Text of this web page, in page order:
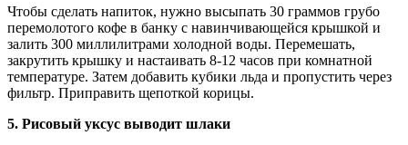
Чтобы сделать напиток, нужно высыпать 30 граммов грубо
перемолотого кофе в банку с навинчивающейся крышкой и
залить 300 миллилитрами холодной воды. Перемешать,
закрутить крышку и настаивать 8-12 часов при комнатной
температуре. Затем добавить кубики льда и пропустить через
фильтр. Приправить щепоткой корицы.
5. Рисовый уксус выводит шлаки